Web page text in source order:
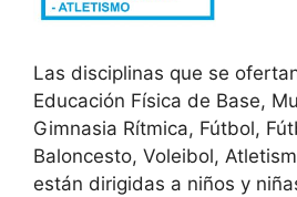
Las disciplinas que se
Educación Física de Base,
Gimnasia Rítmica, Fútbol,
Baloncesto, Voleibol,
están dirigidas a niños y